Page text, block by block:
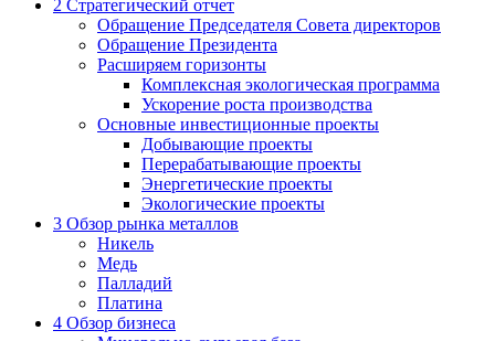
2 Стратегический отчет
Обращение Председателя Совета директоров
Обращение Президента
Расширяем горизонты
Комплексная экологическая программа
Ускорение роста производства
Основные инвестиционные проекты
Добывающие проекты
Перерабатывающие проекты
Энергетические проекты
Экологические проекты
3 Обзор рынка металлов
Никель
Медь
Палладий
Платина
4 Обзор бизнеса